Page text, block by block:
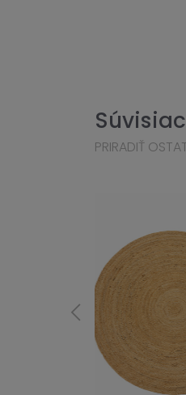
PRIRADIŤ